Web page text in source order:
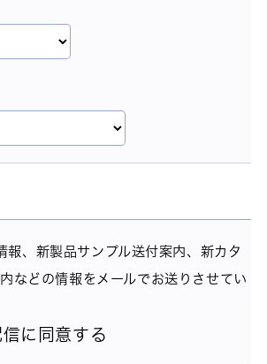
報、新製品サンプル送付案内、新カタ
などの情報をメールでお送りさせてい
信に同意する